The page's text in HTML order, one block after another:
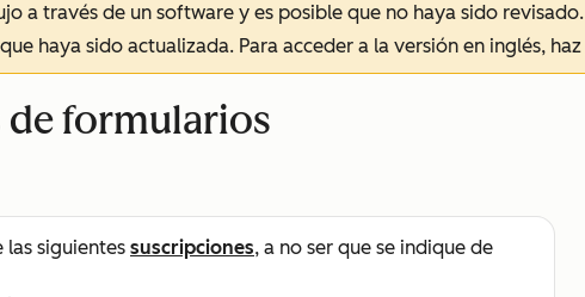
a través de un software y es posible que no haya sido revisado.
haya sido actualizada. Para acceder a la versión en inglés, haz
formularios
las siguientes suscripciones, a no ser que se indique de